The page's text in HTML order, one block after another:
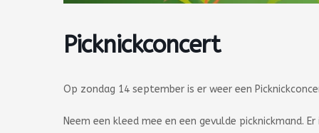
Picknickconcert
Op zondag 14 september is er weer een
Neem een kleed mee en een gevulde picknickmand.